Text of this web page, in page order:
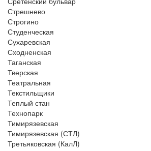
Стрешнево
Строгино
Студенческая
Сухаревская
Сходненская
Таганская
Тверская
Театральная
Текстильщики
Теплый стан
Технопарк
Тимирязевская
Тимирязевская (СТЛ)
Третьяковская (КалЛ)